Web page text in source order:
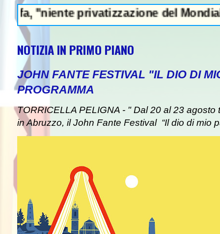
privatizzazione del Mondiale"-
NOTIZIA IN PRIMO PIANO
JOHN FANTE FESTIVAL "IL DIO DI
PROGRAMMA
TORRICELLA PELIGNA - " Dal 20 al 23 agosto
in Abruzzo, il John Fante Festival “Il dio di mio